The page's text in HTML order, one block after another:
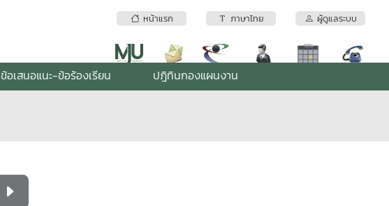
หน้าแรก ภาษาไทย ผู้ดูแลระบบ
ข้อเสนอแนะ-ข้อร้องเรียน ปฎิทินกองแผนงาน